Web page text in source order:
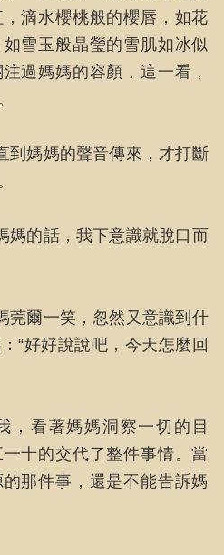
滴水櫻桃般的櫻唇，如花
雪玉般晶瑩的雪肌如冰似
過媽媽的容顏，這一看，
到媽媽的聲音傳來，才打斷
媽的話，我下意識就脫口而
莞爾一笑，忽然又意識到什
“好好說說吧，今天怎麼回
，看著媽媽洞察一切的目
十的交代了整件事情。當
那件事，還是不能告訴媽